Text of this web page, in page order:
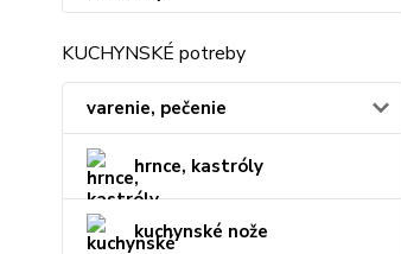
KUCHYNSKÉ potreby
varenie, pečenie
hrnce, kastróly
kuchynské nože